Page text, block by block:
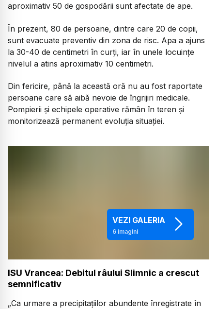
aproximativ 50 de gospodării sunt afectate de ape.
În prezent, 80 de persoane, dintre care 20 de copii,
sunt evacuate preventiv din zona de risc. Apa a ajuns
la 30-40 de centimetri în curți, iar în unele locuințe
nivelul a atins aproximativ 10 centimetri.
Din fericire, până la această oră nu au fost raportate
persoane care să aibă nevoie de îngrijiri medicale.
Pompierii și echipele operative rămân în teren și
monitorizează permanent evoluția situației.
VEZI GALERIA
6imagini
ISU Vrancea: Debitul râului Slimnic a crescut
semnificativ
„Ca urmare a precipitațiilor abundente înregistrate în